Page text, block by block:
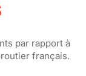
par rapport à
français.